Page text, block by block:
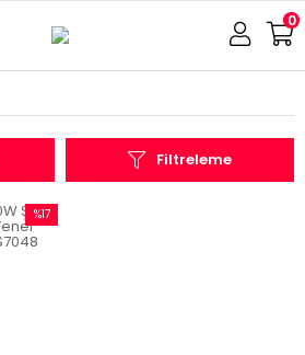
0
Filtreleme
%17
İndirim